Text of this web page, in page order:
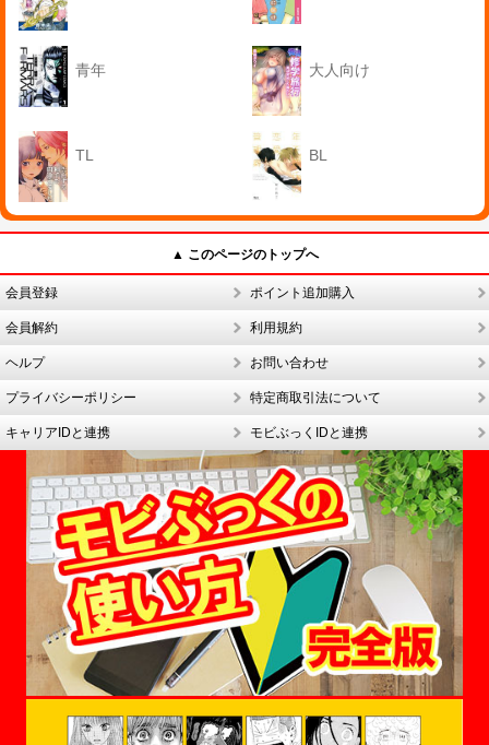
青年 大人向け
TL BL
▲ このページのトップへ
会員登録 ポイント追加購入
会員解約 利用規約
ヘルプ お問い合わせ
プライバシーポリシー 特定商取引法について
キャリアIDと連携 モビぶっくIDと連携